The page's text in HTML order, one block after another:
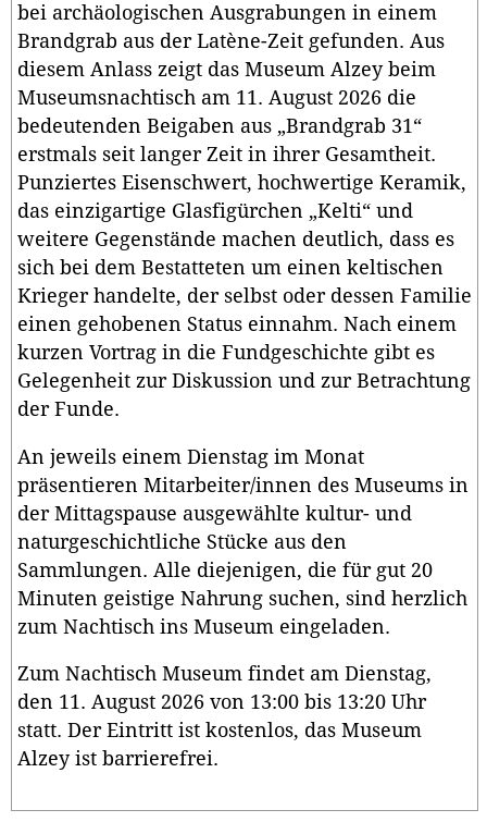
bei archäologischen Ausgrabungen in einem
Brandgrab aus der Latène-Zeit gefunden. Aus
diesem Anlass zeigt das Museum Alzey beim
Museumsnachtisch am 11. August 2026 die
bedeutenden Beigaben aus „Brandgrab 31“
erstmals seit langer Zeit in ihrer Gesamtheit.
Punziertes Eisenschwert, hochwertige Keramik,
das einzigartige Glasfigürchen „Kelti“ und
weitere Gegenstände machen deutlich, dass es
sich bei dem Bestatteten um einen keltischen
Krieger handelte, der selbst oder dessen Familie
einen gehobenen Status einnahm. Nach einem
kurzen Vortrag in die Fundgeschichte gibt es
Gelegenheit zur Diskussion und zur Betrachtung
der Funde.
An jeweils einem Dienstag im Monat
präsentieren Mitarbeiter/innen des Museums in
der Mittagspause ausgewählte kultur- und
naturgeschichtliche Stücke aus den
Sammlungen. Alle diejenigen, die für gut 20
Minuten geistige Nahrung suchen, sind herzlich
zum Nachtisch ins Museum eingeladen.
Zum Nachtisch Museum findet am Dienstag,
den 11. August 2026 von 13:00 bis 13:20 Uhr
statt. Der Eintritt ist kostenlos, das Museum
Alzey ist barrierefrei.